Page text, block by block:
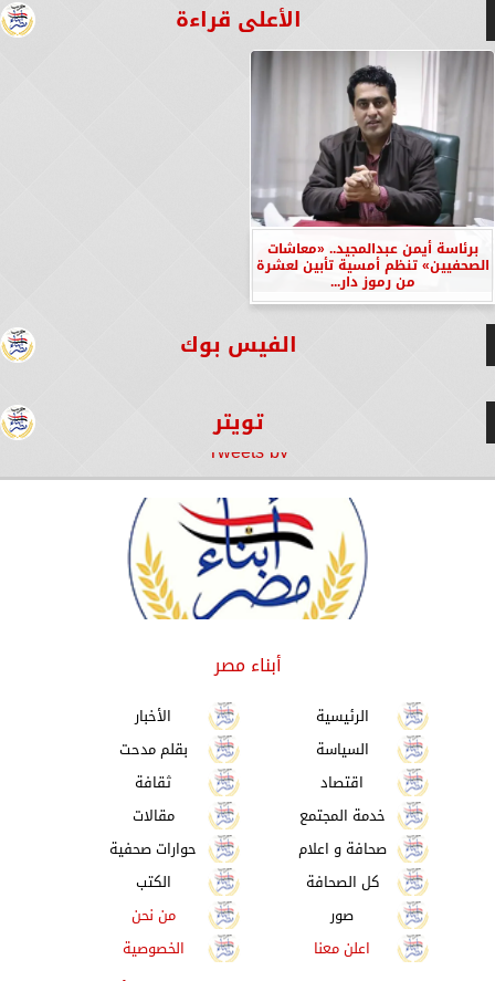
الأعلى قراءة
برئاسة أيمن عبدالمجيد.. «معاشات
الصحفيين» تنظم أمسية تأبين لعشرة
من رموز دار...
الفيس بوك
تويتر
Tweets by
أبناء مصر
الرئيسية
الأخبار
السياسة
بقلم مدحت
اقتصاد
ثقافة
خدمة المجتمع
مقالات
صحافة و اعلام
حوارات صحفية
كل الصحافة
الكتب
صور
من نحن
اعلن معنا
الخصوصية